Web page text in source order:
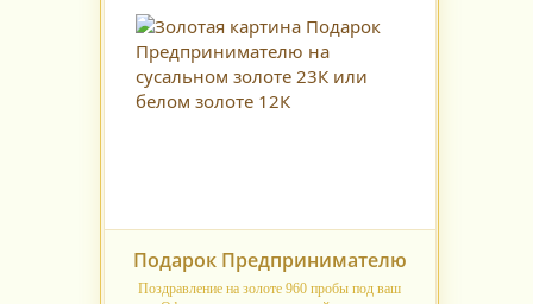
Подарок Предпринимателю
Поздравление на золоте 960 пробы под ваш